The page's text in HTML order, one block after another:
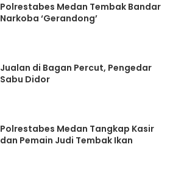
Polrestabes Medan Tembak Bandar
Narkoba ‘Gerandong’
Jualan di Bagan Percut, Pengedar
Sabu Didor
Polrestabes Medan Tangkap Kasir
dan Pemain Judi Tembak Ikan